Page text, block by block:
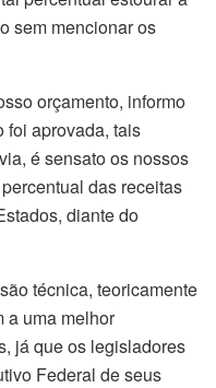
sem mencionar os
orçamento, informo
foi aprovada, tais
é sensato os nossos
das receitas
diante do
técnica, teoricamente
a uma melhor
já que os legisladores
Federal de seus